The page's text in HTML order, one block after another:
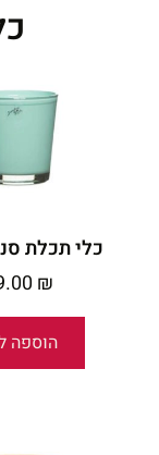
כלי תכלת
₪
הוספה